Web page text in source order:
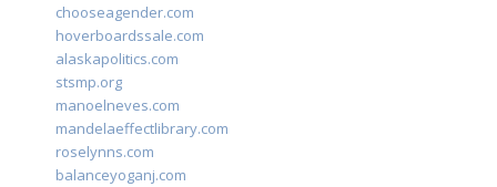
chooseagender.com
hoverboardssale.com
alaskapolitics.com
stsmp.org
manoelneves.com
mandelaeffectlibrary.com
roselynns.com
balanceyoganj.com